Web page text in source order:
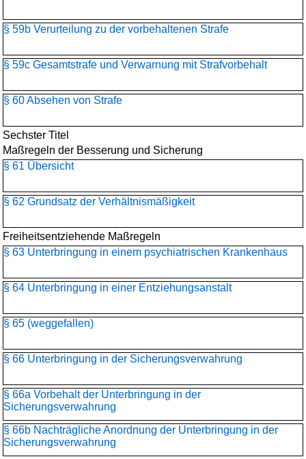
§ 59b Verurteilung zu der vorbehaltenen Strafe
§ 59c Gesamtstrafe und Verwarnung mit Strafvorbehalt
§ 60 Absehen von Strafe
Sechster Titel
Maßregeln der Besserung und Sicherung
§ 61 Übersicht
§ 62 Grundsatz der Verhältnismäßigkeit
Freiheitsentziehende Maßregeln
§ 63 Unterbringung in einem psychiatrischen Krankenhaus
§ 64 Unterbringung in einer Entziehungsanstalt
§ 65 (weggefallen)
§ 66 Unterbringung in der Sicherungsverwahrung
§ 66a Vorbehalt der Unterbringung in der
Sicherungsverwahrung
§ 66b Nachträgliche Anordnung der Unterbringung in der
Sicherungsverwahrung